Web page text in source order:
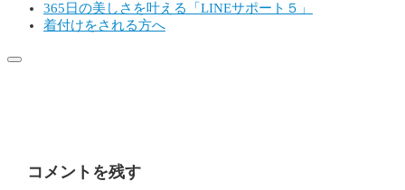
365日の美しさを叶える「LINEサポート５」
着付けをされる方へ
コメントを残す